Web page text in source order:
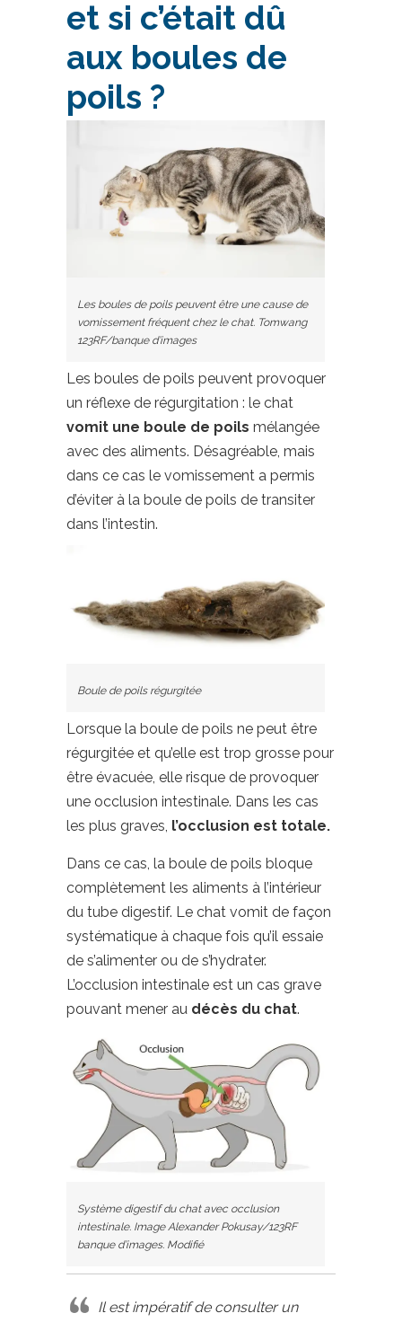
et si c’était dû
aux boules de
poils ?
Les boules de poils peuvent être une cause de
vomissement fréquent chez le chat. Tomwang
123RF/banque d’images
Les boules de poils peuvent provoquer
un réflexe de régurgitation : le chat
vomit une boule de poils mélangée
avec des aliments. Désagréable, mais
dans ce cas le vomissement a permis
d’éviter à la boule de poils de transiter
dans l’intestin.
Boule de poils régurgitée
Lorsque la boule de poils ne peut être
régurgitée et qu’elle est trop grosse pour
être évacuée, elle risque de provoquer
une occlusion intestinale. Dans les cas
les plus graves, l’occlusion est totale.
Dans ce cas, la boule de poils bloque
complètement les aliments à l’intérieur
du tube digestif. Le chat vomit de façon
systématique à chaque fois qu’il essaie
de s’alimenter ou de s’hydrater.
L’occlusion intestinale est un cas grave
pouvant mener au décès du chat.
Système digestif du chat avec occlusion
intestinale. Image Alexander Pokusay/123RF
banque d’images. Modifié
Il est impératif de consulter un